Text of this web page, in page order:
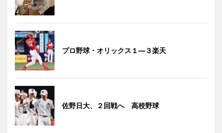
プロ野球・オリックス１―３楽天
佐野日大、２回戦へ 高校野球